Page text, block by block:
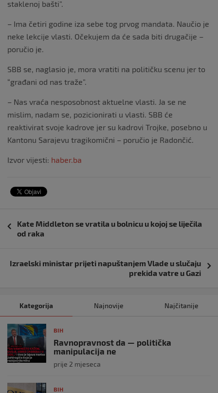
staklenoj bašti”.
– Ima četiri godine iza sebe tog prvog mandata. Naučio je
neke lekcije vlasti. Očekujem da će sada biti drugačije –
poručio je.
SBB se, naglasio je, mora vratiti na političku scenu jer to
“građani od nas traže”.
– Nas vraća nesposobnost aktuelne vlasti. Ja se ne
mislim, nadam se, pozicionirati u vlasti. SBB će
reaktivirat svoje kadrove jer su kadrovi Trojke, posebno u
Kantonu Sarajevu tragikomični – poručio je Radončić.
Izvor vijesti: haber.ba
objava
Kate Middleton se vratila u bolnicu u kojoj se liječila
od raka
Izraelski ministar prijeti napuštanjem Vlade u slučaju
prekida vatre u Gazi
Kategorija Najnovije Najčitanije
BIH
Ravnopravnost da — politička
manipulacija ne
prije 2 mjeseca
BIH